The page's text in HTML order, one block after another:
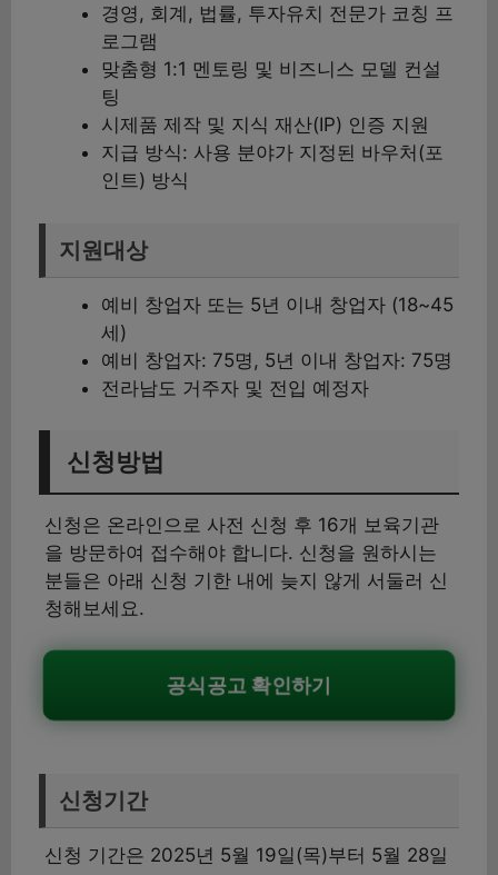
경영, 회계, 법률, 투자유치 전문가 코칭 프
로그램
맞춤형 1:1 멘토링 및 비즈니스 모델 컨설
팅
시제품 제작 및 지식 재산(IP) 인증 지원
지급 방식: 사용 분야가 지정된 바우처(포
인트) 방식
지원대상
예비 창업자 또는 5년 이내 창업자 (18~45
세)
예비 창업자: 75명, 5년 이내 창업자: 75명
전라남도 거주자 및 전입 예정자
신청방법
신청은 온라인으로 사전 신청 후 16개 보육기관
을 방문하여 접수해야 합니다. 신청을 원하시는
분들은 아래 신청 기한 내에 늦지 않게 서둘러 신
청해보세요.
공식공고 확인하기
신청기간
신청 기간은 2025년 5월 19일(목)부터 5월 28일